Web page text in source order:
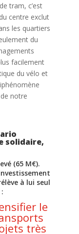
tram, c’est
centre exclut
les quartiers
du
facilement
du vélo et
notre
solidaire,
(65 M€).
à lui seul
le
très